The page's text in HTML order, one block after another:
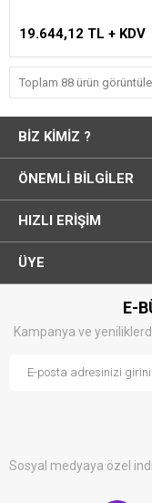
19.644,12 TL + KDV
Toplam 88 ürün
BIZ KIMIZ ?
ÖNEMLI BILGILER
HIZLI ERIŞIM
ÜYE
E-
Kampanya ve
Sosyal medyaya özel